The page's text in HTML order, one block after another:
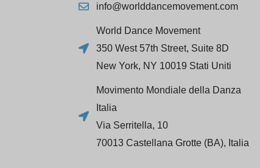
info@worlddancemovement.com
World Dance Movement
350 West 57th Street, Suite 8D
New York, NY 10019 Stati Uniti
Movimento Mondiale della Danza
Italia
Via Serritella, 10
70013 Castellana Grotte (BA), Italia